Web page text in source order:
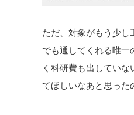
ただ、対象がもう少し
でも通してくれる唯
く科研費も出してい
てほしいなあと思った